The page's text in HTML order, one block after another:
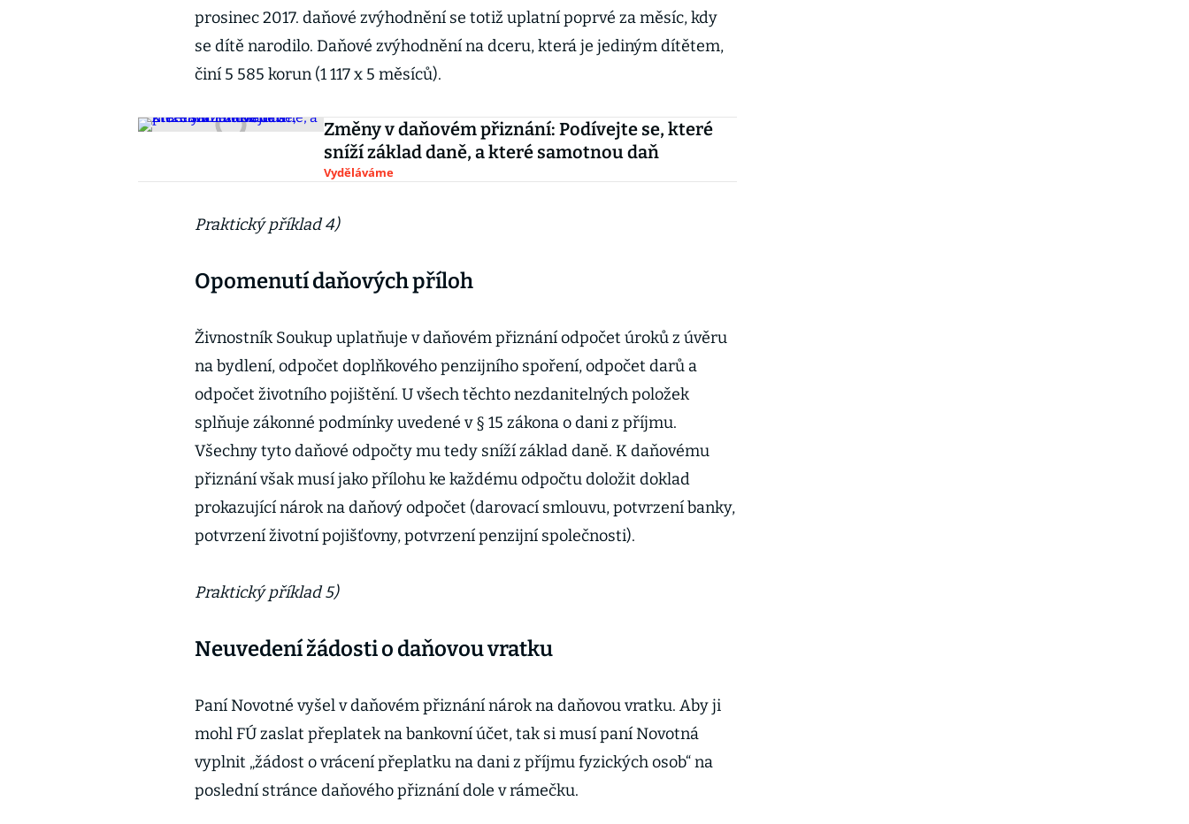
prosinec 2017. daňové zvýhodnění se totiž uplatní poprvé za měsíc, kdy
se dítě narodilo. Daňové zvýhodnění na dceru, která je jediným dítětem,
činí 5 585 korun (1 117 x 5 měsíců).
Změny v daňovém přiznání: Podívejte se, které
sníží základ daně, a které samotnou daň
Vyděláváme
Praktický příklad 4)
Opomenutí daňových příloh
Živnostník Soukup uplatňuje v daňovém přiznání odpočet úroků z úvěru
na bydlení, odpočet doplňkového penzijního spoření, odpočet darů a
odpočet životního pojištění. U všech těchto nezdanitelných položek
splňuje zákonné podmínky uvedené v § 15 zákona o dani z příjmu.
Všechny tyto daňové odpočty mu tedy sníží základ daně. K daňovému
přiznání však musí jako přílohu ke každému odpočtu doložit doklad
prokazující nárok na daňový odpočet (darovací smlouvu, potvrzení banky,
potvrzení životní pojišťovny, potvrzení penzijní společnosti).
Praktický příklad 5)
Neuvedení žádosti o daňovou vratku
Paní Novotné vyšel v daňovém přiznání nárok na daňovou vratku. Aby ji
mohl FÚ zaslat přeplatek na bankovní účet, tak si musí paní Novotná
vyplnit „žádost o vrácení přeplatku na dani z příjmu fyzických osob“ na
poslední stránce daňového přiznání dole v rámečku.